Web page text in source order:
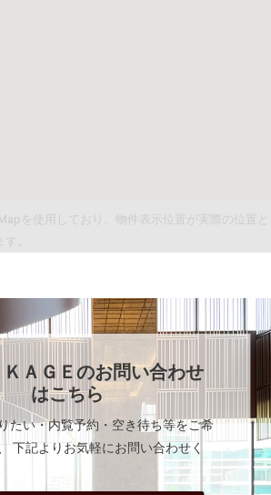
を使用しており、物件表示位置が実際の位置と
。
ＡＧＥのお問い合わせ
はこちら
たい・内覧予約・空き待ち等をご希
下記よりお気軽にお問い合わせく